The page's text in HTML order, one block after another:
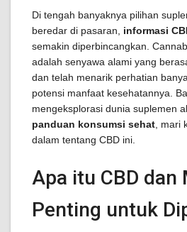
Di tengah banyaknya pilihan
beredar di pasaran, informasi
semakin diperbincangkan.
adalah senyawa alami yang
dan telah menarik perhatian
potensi manfaat kesehatannya.
mengeksplorasi dunia suplemen
panduan konsumsi sehat , mari
dalam tentang CBD ini.
Apa itu CBD dan
Penting untuk